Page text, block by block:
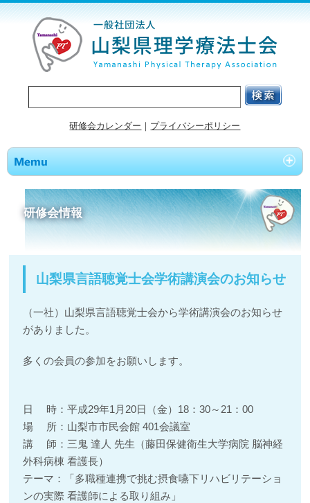
研修会カレンダー ｜ プライバシーポリシー
研修会情報
山梨県言語聴覚士会学術講演会のお知らせ
（一社）山梨県言語聴覚士会から学術講演会のお知らせ
がありました。
多くの会員の参加をお願いします。
日 時：平成29年1月20日（金）18：30～21：00
場 所：山梨市市民会館 401会議室
講 師：三鬼 達人 先生（藤田保健衛生大学病院 脳神経
外科病棟 看護長）
テーマ：「多職種連携で挑む摂食嚥下リハビリテーショ
ンの実際 看護師による取り組み」